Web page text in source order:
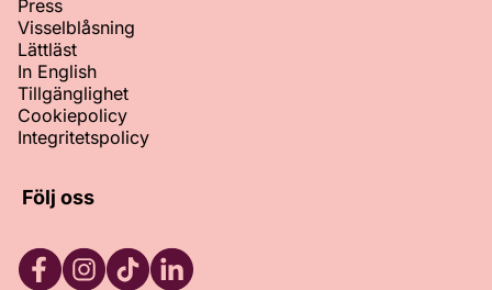
Press
Visselblåsning
Lättläst
In English
Tillgänglighet
Cookiepolicy
Integritetspolicy
Följ oss